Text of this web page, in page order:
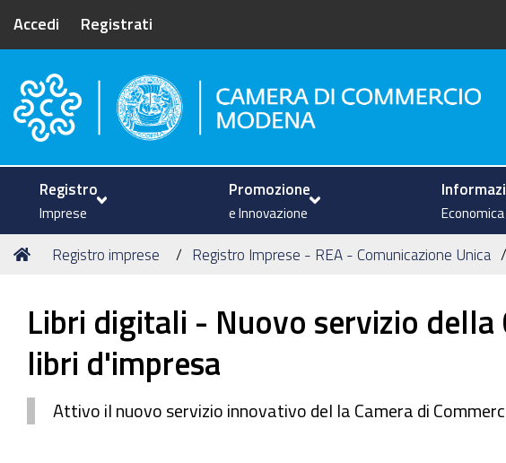
Accedi Registrati
Camera di Commercio di Modena
Registro
Imprese
Promozione
e Innovazione Economica
Tu
Home
Registro imprese Registro Imprese - REA - Comunicazione Unica
Libri digitali - Nuovo servizio della
libri d'impresa
Attivo il nuovo servizio innovativo del la Camera di